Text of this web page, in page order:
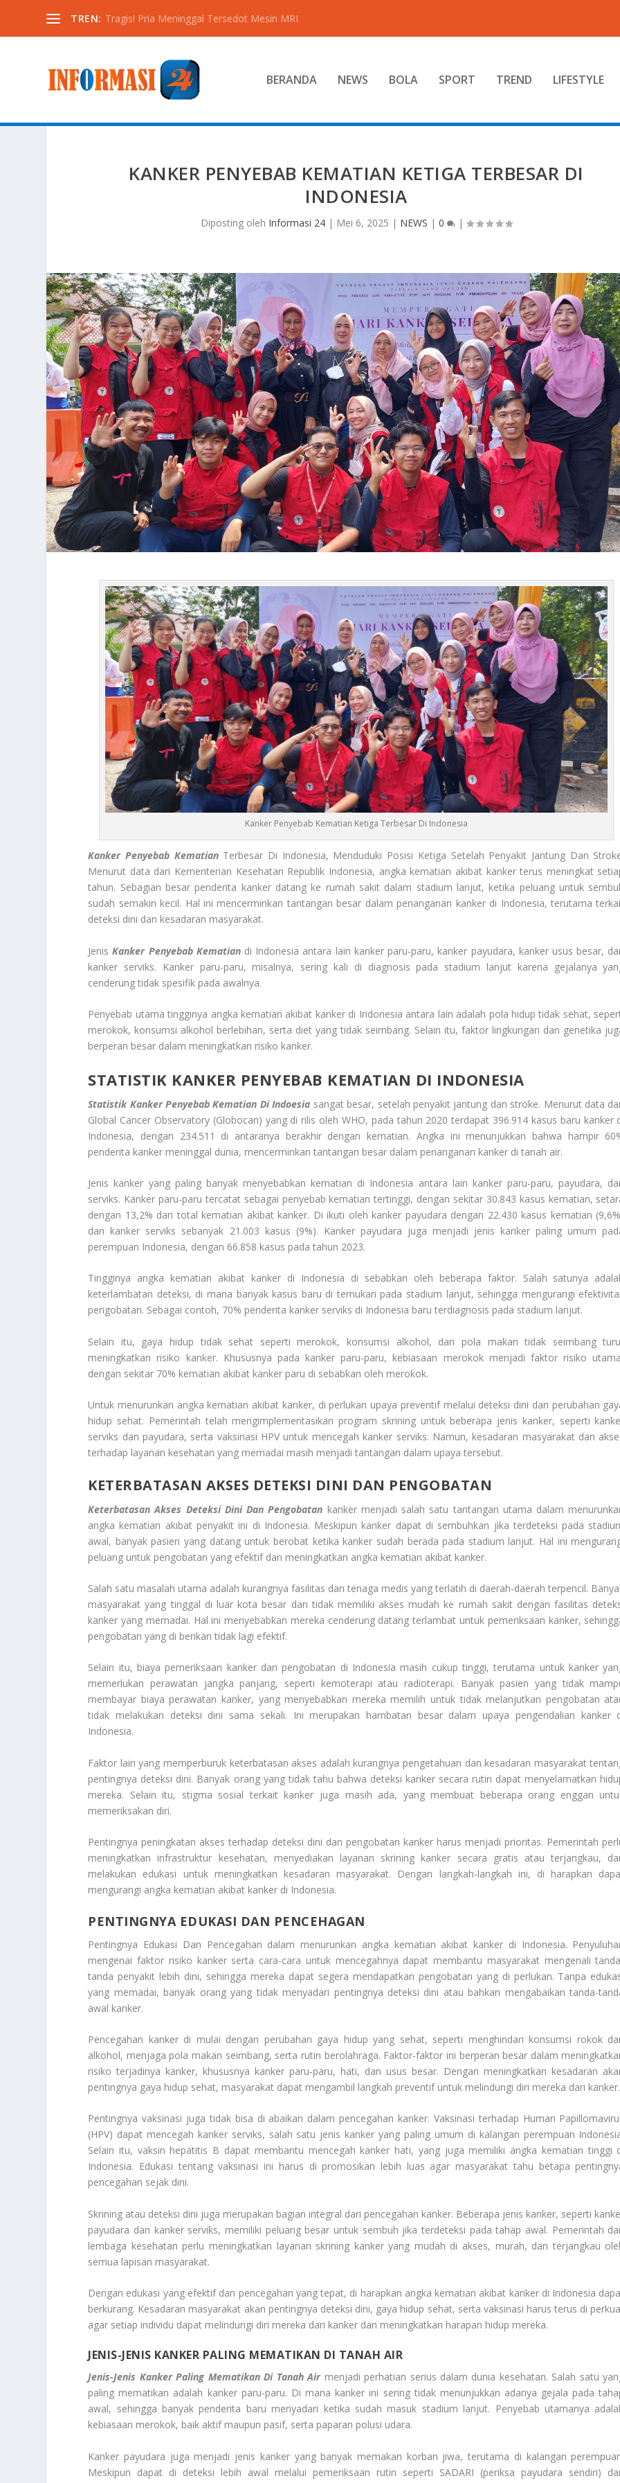
TREN: Tragis! Pria Meninggal Tersedot Mesin MRI
BERANDA NEWS BOLA SPORT TREND LIFESTYLE
KANKER PENYEBAB KEMATIAN KETIGA TERBESAR DI
INDONESIA
Diposting oleh Informasi 24| Mei 6, 2025 | NEWS | 0 |
Kanker Penyebab Kematian Ketiga Terbesar Di Indonesia
Kanker Penyebab KematianTerbesar Di Indonesia, Menduduki Posisi Ketiga Setelah Penyakit Jantung Dan
Menurut data dari Kementerian Kesehatan Republik Indonesia, angka kematian akibat kanker terus meningkat
tahun. Sebagian besar penderita kanker datang ke rumah sakit dalam stadium lanjut, ketika peluang untuk
sudah semakin kecil. Hal ini mencerminkan tantangan besar dalam penanganan kanker di Indonesia, terutama
deteksi dini dan kesadaran masyarakat.
JenisKanker Penyebab Kematiandi Indonesia antara lain kanker paru-paru, kanker payudara, kanker usus besar,
kanker serviks. Kanker paru-paru, misalnya, sering kali di diagnosis pada stadium lanjut karena gejalanya
cenderung tidak spesifik pada awalnya.
Penyebab utama tingginya angka kematian akibat kanker di Indonesia antara lain adalah pola hidup tidak sehat,
merokok, konsumsi alkohol berlebihan, serta diet yang tidak seimbang. Selain itu, faktor lingkungan dan genetika
berperan besar dalam meningkatkan risiko kanker.
STATISTIK KANKER PENYEBAB KEMATIAN DI INDONESIA
Statistik Kanker Penyebab Kematian Di Indoesia sangat besar, setelah penyakit jantung dan stroke. Menurut data
Global Cancer Observatory (Globocan) yang di rilis oleh WHO, pada tahun 2020 terdapat 396.914 kasus baru kanker
Indonesia, dengan 234.511 di antaranya berakhir dengan kematian. Angka ini menunjukkan bahwa hampir
penderita kanker meninggal dunia, mencerminkan tantangan besar dalam penanganan kanker di tanah air.
Jenis kanker yang paling banyak menyebabkan kematian di Indonesia antara lain kanker paru-paru, payudara,
serviks. Kanker paru-paru tercatat sebagai penyebab kematian tertinggi, dengan sekitar 30.843 kasus kematian,
dengan 13,2% dari total kematian akibat kanker. Di ikuti oleh kanker payudara dengan 22.430 kasus kematian
dan kanker serviks sebanyak 21.003 kasus (9%). Kanker payudara juga menjadi jenis kanker paling umum
perempuan Indonesia, dengan 66.858 kasus pada tahun 2023.
Tingginya angka kematian akibat kanker di Indonesia di sebabkan oleh beberapa faktor. Salah satunya
keterlambatan deteksi, di mana banyak kasus baru di temukan pada stadium lanjut, sehingga mengurangi
pengobatan. Sebagai contoh, 70% penderita kanker serviks di Indonesia baru terdiagnosis pada stadium lanjut.
Selain itu, gaya hidup tidak sehat seperti merokok, konsumsi alkohol, dan pola makan tidak seimbang
meningkatkan risiko kanker. Khususnya pada kanker paru-paru, kebiasaan merokok menjadi faktor risiko
dengan sekitar 70% kematian akibat kanker paru di sebabkan oleh merokok.
Untuk menurunkan angka kematian akibat kanker, di perlukan upaya preventif melalui deteksi dini dan perubahan
hidup sehat. Pemerintah telah mengimplementasikan program skrining untuk beberapa jenis kanker, seperti
serviks dan payudara, serta vaksinasi HPV untuk mencegah kanker serviks. Namun, kesadaran masyarakat dan
terhadap layanan kesehatan yang memadai masih menjadi tantangan dalam upaya tersebut.
KETERBATASAN AKSES DETEKSI DINI DAN PENGOBATAN
Keterbatasan Akses Deteksi Dini Dan Pengobatan kanker menjadi salah satu tantangan utama dalam
angka kematian akibat penyakit ini di Indonesia. Meskipun kanker dapat di sembuhkan jika terdeteksi pada
awal, banyak pasien yang datang untuk berobat ketika kanker sudah berada pada stadium lanjut. Hal ini
peluang untuk pengobatan yang efektif dan meningkatkan angka kematian akibat kanker.
Salah satu masalah utama adalah kurangnya fasilitas dan tenaga medis yang terlatih di daerah-daerah terpencil.
masyarakat yang tinggal di luar kota besar dan tidak memiliki akses mudah ke rumah sakit dengan fasilitas
kanker yang memadai. Hal ini menyebabkan mereka cenderung datang terlambat untuk pemeriksaan kanker,
pengobatan yang di berikan tidak lagi efektif.
Selain itu, biaya pemeriksaan kanker dan pengobatan di Indonesia masih cukup tinggi, terutama untuk kanker
memerlukan perawatan jangka panjang, seperti kemoterapi atau radioterapi. Banyak pasien yang tidak
membayar biaya perawatan kanker, yang menyebabkan mereka memilih untuk tidak melanjutkan pengobatan
tidak melakukan deteksi dini sama sekali. Ini merupakan hambatan besar dalam upaya pengendalian kanker
Indonesia.
Faktor lain yang memperburuk keterbatasan akses adalah kurangnya pengetahuan dan kesadaran masyarakat
pentingnya deteksi dini. Banyak orang yang tidak tahu bahwa deteksi kanker secara rutin dapat menyelamatkan
mereka. Selain itu, stigma sosial terkait kanker juga masih ada, yang membuat beberapa orang enggan
memeriksakan diri.
Pentingnya peningkatan akses terhadap deteksi dini dan pengobatan kanker harus menjadi prioritas. Pemerintah
meningkatkan infrastruktur kesehatan, menyediakan layanan skrining kanker secara gratis atau terjangkau,
melakukan edukasi untuk meningkatkan kesadaran masyarakat. Dengan langkah-langkah ini, di harapkan
mengurangi angka kematian akibat kanker di Indonesia.
PENTINGNYA EDUKASI DAN PENCEHAGAN
Pentingnya Edukasi Dan Pencegahan dalam menurunkan angka kematian akibat kanker di Indonesia.
mengenai faktor risiko kanker serta cara-cara untuk mencegahnya dapat membantu masyarakat mengenali
tanda penyakit lebih dini, sehingga mereka dapat segera mendapatkan pengobatan yang di perlukan. Tanpa
yang memadai, banyak orang yang tidak menyadari pentingnya deteksi dini atau bahkan mengabaikan tanda-
awal kanker.
Pencegahan kanker di mulai dengan perubahan gaya hidup yang sehat, seperti menghindari konsumsi rokok
alkohol, menjaga pola makan seimbang, serta rutin berolahraga. Faktor-faktor ini berperan besar dalam
risiko terjadinya kanker, khususnya kanker paru-paru, hati, dan usus besar. Dengan meningkatkan kesadaran
pentingnya gaya hidup sehat, masyarakat dapat mengambil langkah preventif untuk melindungi diri mereka dari kanker.
Pentingnya vaksinasi juga tidak bisa di abaikan dalam pencegahan kanker. Vaksinasi terhadap Human
(HPV) dapat mencegah kanker serviks, salah satu jenis kanker yang paling umum di kalangan perempuan
Selain itu, vaksin hepatitis B dapat membantu mencegah kanker hati, yang juga memiliki angka kematian tinggi
Indonesia. Edukasi tentang vaksinasi ini harus di promosikan lebih luas agar masyarakat tahu betapa
pencegahan sejak dini.
Skrining atau deteksi dini juga merupakan bagian integral dari pencegahan kanker. Beberapa jenis kanker, seperti
payudara dan kanker serviks, memiliki peluang besar untuk sembuh jika terdeteksi pada tahap awal. Pemerintah
lembaga kesehatan perlu meningkatkan layanan skrining kanker yang mudah di akses, murah, dan terjangkau
semua lapisan masyarakat.
Dengan edukasi yang efektif dan pencegahan yang tepat, di harapkan angka kematian akibat kanker di Indonesia
berkurang. Kesadaran masyarakat akan pentingnya deteksi dini, gaya hidup sehat, serta vaksinasi harus terus di
agar setiap individu dapat melindungi diri mereka dari kanker dan meningkatkan harapan hidup mereka.
JENIS-JENIS KANKER PALING MEMATIKAN DI TANAH AIR
Jenis-Jenis Kanker Paling Mematikan Di Tanah Airmenjadi perhatian serius dalam dunia kesehatan. Salah satu
paling mematikan adalah kanker paru-paru. Di mana kanker ini sering tidak menunjukkan adanya gejala pada
awal, sehingga banyak penderita baru menyadari ketika sudah masuk stadium lanjut. Penyebab utamanya
kebiasaan merokok, baik aktif maupun pasif, serta paparan polusi udara.
Kanker payudara juga menjadi jenis kanker yang banyak memakan korban jiwa, terutama di kalangan
Meskipun dapat di deteksi lebih awal melalui pemeriksaan rutin seperti SADARI (periksa payudara sendiri)